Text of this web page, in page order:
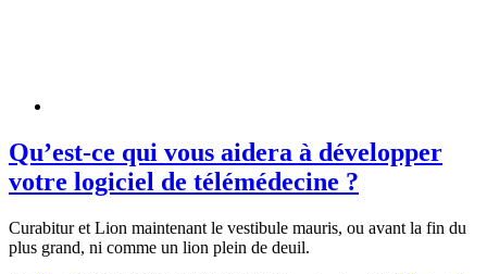
Qu’est-ce qui vous aidera à développer
votre logiciel de télémédecine ?
Curabitur et Lion maintenant le vestibule mauris, ou avant la fin du
plus grand, ni comme un lion plein de deuil.